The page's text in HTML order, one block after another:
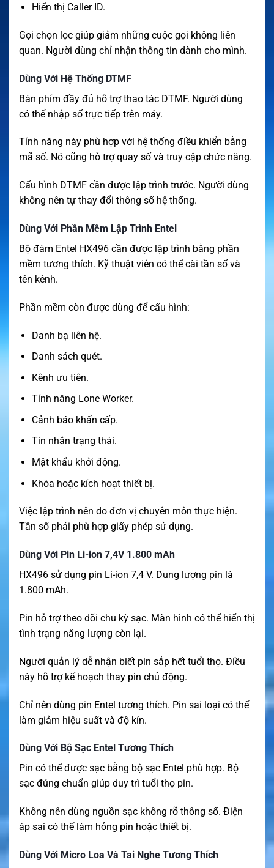
Hiển thị Caller ID.
Gọi chọn lọc giúp giảm những cuộc gọi không liên
quan. Người dùng chỉ nhận thông tin dành cho mình.
Dùng Với Hệ Thống DTMF
Bàn phím đầy đủ hỗ trợ thao tác DTMF. Người dùng
có thể nhập số trực tiếp trên máy.
Tính năng này phù hợp với hệ thống điều khiển bằng
mã số. Nó cũng hỗ trợ quay số và truy cập chức năng.
Cấu hình DTMF cần được lập trình trước. Người dùng
không nên tự thay đổi thông số hệ thống.
Dùng Với Phần Mềm Lập Trình Entel
Bộ đàm Entel HX496 cần được lập trình bằng phần
mềm tương thích. Kỹ thuật viên có thể cài tần số và
tên kênh.
Phần mềm còn được dùng để cấu hình:
Danh bạ liên hệ.
Danh sách quét.
Kênh ưu tiên.
Tính năng Lone Worker.
Cảnh báo khẩn cấp.
Tin nhắn trạng thái.
Mật khẩu khởi động.
Khóa hoặc kích hoạt thiết bị.
Việc lập trình nên do đơn vị chuyên môn thực hiện.
Tần số phải phù hợp giấy phép sử dụng.
Dùng Với Pin Li-ion 7,4V 1.800 mAh
HX496 sử dụng pin Li-ion 7,4 V. Dung lượng pin là
1.800 mAh.
Pin hỗ trợ theo dõi chu kỳ sạc. Màn hình có thể hiển thị
tình trạng năng lượng còn lại.
Người quản lý dễ nhận biết pin sắp hết tuổi thọ. Điều
này hỗ trợ kế hoạch thay pin chủ động.
Chỉ nên dùng pin Entel tương thích. Pin sai loại có thể
làm giảm hiệu suất và độ kín.
Dùng Với Bộ Sạc Entel Tương Thích
Pin có thể được sạc bằng bộ sạc Entel phù hợp. Bộ
sạc đúng chuẩn giúp duy trì tuổi thọ pin.
Không nên dùng nguồn sạc không rõ thông số. Điện
áp sai có thể làm hỏng pin hoặc thiết bị.
Dùng Với Micro Loa Và Tai Nghe Tương Thích